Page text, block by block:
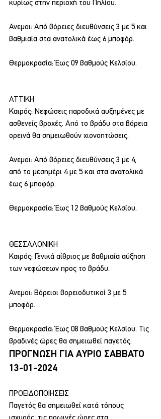
κυρίως στην περιοχή του Πηλίου.
Ανεμοι: Από βόρειες διευθύνσεις 3 με 5 και
βαθμιαία στα ανατολικά έως 6 μποφόρ.
Θερμοκρασία: Έως 09 βαθμούς Κελσίου.
ΑΤΤΙΚΗ
Καιρός: Νεφώσεις παροδικά αυξημένες με
ασθενείς βροχές. Από το βράδυ στα βόρεια
ορεινά θα σημειωθούν χιονοπτώσεις.
Ανεμοι: Από βόρειες διευθύνσεις 3 με 4,
από το μεσημέρι 4 με 5 και στα ανατολικά
έως 6 μποφόρ.
Θερμοκρασία: Έως 12 βαθμούς Κελσίου.
ΘΕΣΣΑΛΟΝΙΚΗ
Καιρός: Γενικά αίθριος με βαθμιαία αύξηση
των νεφώσεων προς το βράδυ.
Ανεμοι: Βόρειοι βορειοδυτικοί 3 με 5
μποφόρ.
Θερμοκρασία: Έως 08 βαθμούς Κελσίου. Τις
βραδινές ώρες θα σημειωθεί παγετός.
ΠΡΟΓΝΩΣΗ ΓΙΑ ΑΥΡΙΟ ΣΑΒΒΑΤΟ
13-01-2024
ΠΡΟΕΙΔΟΠΟΙΗΣΕΙΣ
Παγετός θα σημειωθεί κατά τόπους